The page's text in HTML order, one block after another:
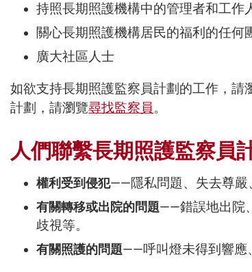
持照長期照護機構中的管理者和工作
關心長期照護機構居民的福利的任何
廣大社區人士
如欲支持長期照護監察員計劃的工作，請
計劃，請瀏覽尋找監察員。
人們聯繫長期照護監察員
權利受到侵犯——隱私問題、失去尊嚴
有關轉移或出院的問題——錯誤地出院
歧視等。
有關照護的問題——呼叫燈未得到響應